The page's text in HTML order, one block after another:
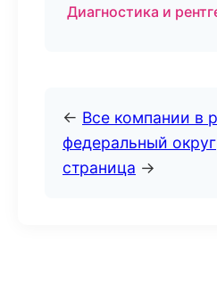
Диагностика и
← Все компании в
федеральный округ
страница →